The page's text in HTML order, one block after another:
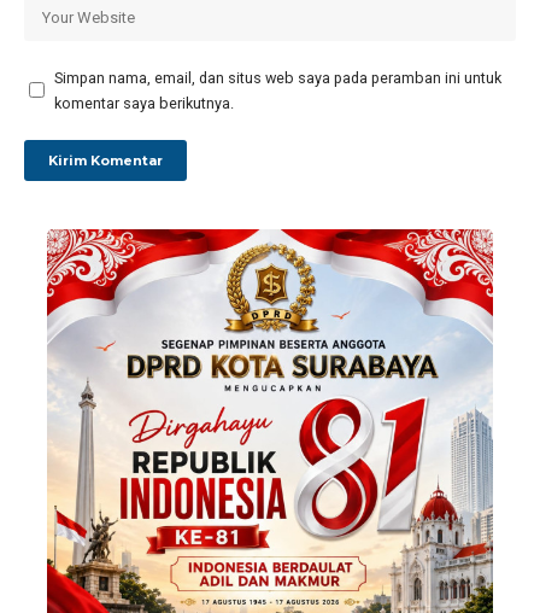
Simpan nama, email, dan situs web saya pada peramban ini untuk
komentar saya berikutnya.